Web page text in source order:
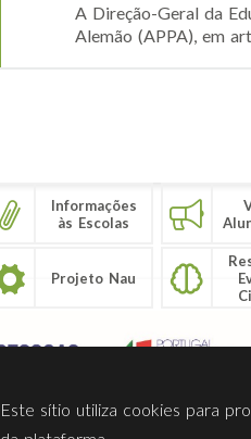
A Direção-Geral da
Alemão (APPA), em
Informações
às Escolas
Projeto Nau
Este sítio utiliza cookies para